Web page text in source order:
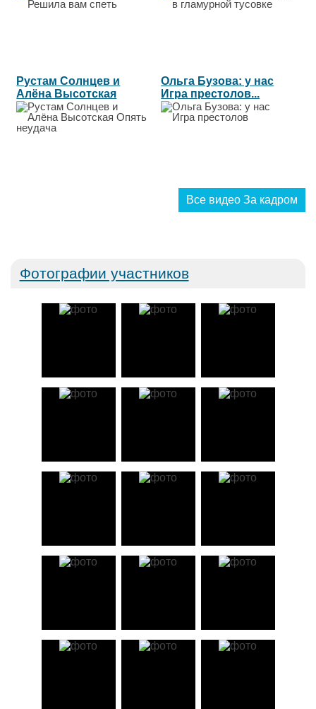
Рустам Солнцев и
Алёна Высотская
Опять неудача...
Ольга Бузова: у нас
Игра престолов...
Все видео За кадром
Фотографии участников